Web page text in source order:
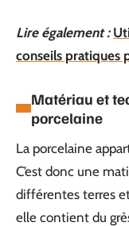
Lire également :
conseils pratiques
Matériau et
porcelaine
La porcelaine
C’est donc une
différentes terres
elle contient du